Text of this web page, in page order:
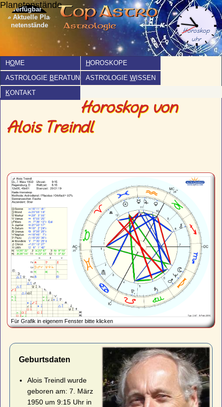
Planetenstände
» Aktuelle Pla­
netenstände
HOME HOROSKOPE
ASTROLOGIE B ERATUNG ASTROLOGIE W ISSEN
KONTAKT
Horoskop von
Alois Treindl
Für Grafik in eigenem Fenster bitte klicken
Geburtsdaten
Alois Treindl wurde
geboren am: 7. März
1950 um 9:15 Uhr in